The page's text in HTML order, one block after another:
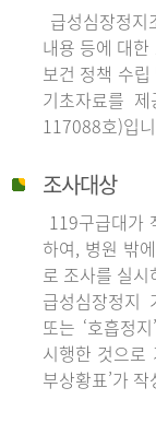
급성심장정
내용 등에 대
보건 정책 수
기초자료를
117088호)입
조사대상
119구급대가
하여, 병원 밖
로 조사를 실
급성심장정지
또는 ‘호흡정
시행한 것으로
부상황표’가